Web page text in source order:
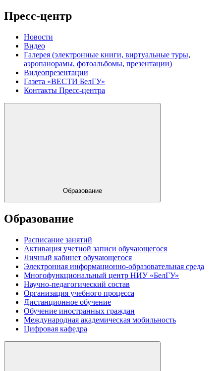
Пресс-центр
Новости
Видео
Галерея (электронные книги, виртуальные туры,
аэропанорамы, фотоальбомы, презентации)
Видеопрезентации
Газета «ВЕСТИ БелГУ»
Контакты Пресс-центра
Образование
Образование
Расписание занятий
Активация учетной записи обучающегося
Личный кабинет обучающегося
Электронная информационно-образовательная среда
Многофункциональный центр НИУ «БелГУ»
Научно-педагогический состав
Организация учебного процесса
Дистанционное обучение
Обучение иностранных граждан
Международная академическая мобильность
Цифровая кафедра